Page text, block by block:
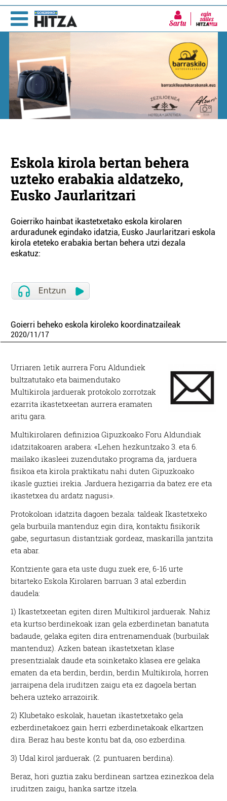
Sartu
Eskola kirola bertan behera
uzteko erabakia aldatzeko,
Eusko Jaurlaritzari
Goierriko hainbat ikastetxetako eskola kirolaren
arduradunek egindako idatzia, Eusko Jaurlaritzari eskola
kirola eteteko erabakia bertan behera utzi dezala
eskatuz:
Goierri beheko eskola kiroleko koordinatzaileak
2020/11/17
Urriaren 1etik aurrera Foru Aldundiek
bultzatutako eta baimendutako
Multikirola jarduerak protokolo zorrotzak
ezarrita ikastetxeetan aurrera eramaten
aritu gara.
Multikirolaren definizioa Gipuzkoako Foru Aldundiak
idatzitakoaren arabera: «Lehen hezkuntzako 3. eta 6.
mailako ikasleei zuzendutako programa da, jarduera
fisikoa eta kirola praktikatu nahi duten Gipuzkoako
ikasle guztiei irekia. Jarduera hezigarria da batez ere eta
ikastetxea du ardatz nagusi».
Protokoloan idatzita dagoen bezala: taldeak Ikastetxeko
gela burbuila mantenduz egin dira, kontaktu fisikorik
gabe, segurtasun distantziak gordeaz, maskarilla jantzita
eta abar.
Kontziente gara eta uste dugu zuek ere, 6-16 urte
bitarteko Eskola Kirolaren barruan 3 atal ezberdin
daudela:
1) Ikastetxeetan egiten diren Multikirol jarduerak. Nahiz
eta kurtso berdinekoak izan gela ezberdinetan banatuta
badaude, gelaka egiten dira entrenamenduak (burbuilak
mantenduz). Azken batean ikastetxetan klase
presentzialak daude eta soinketako klasea ere gelaka
ematen da eta berdin, berdin, berdin Multikirola, horren
jarraipena dela iruditzen zaigu eta ez dagoela bertan
behera uzteko arrazoirik.
2) Klubetako eskolak, hauetan ikastetxetako gela
ezberdinetakoez gain herri ezberdinetakoak elkartzen
dira. Beraz hau beste kontu bat da, oso ezberdina.
3) Udal kirol jarduerak. (2. puntuaren berdina).
Beraz, hori guztia zaku berdinean sartzea ezinezkoa dela
iruditzen zaigu, hanka sartze itzela.